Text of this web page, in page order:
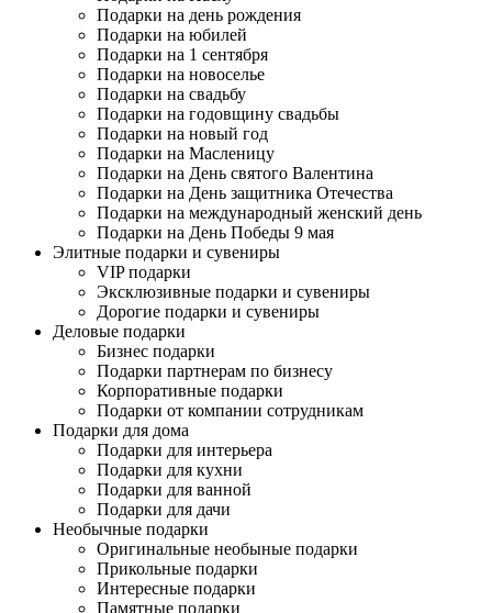
Подарки на день рождения
Подарки на юбилей
Подарки на 1 сентября
Подарки на новоселье
Подарки на свадьбу
Подарки на годовщину свадьбы
Подарки на новый год
Подарки на Масленицу
Подарки на День святого Валентина
Подарки на День защитника Отечества
Подарки на международный женский день
Подарки на День Победы 9 мая
Элитные подарки и сувениры
VIP подарки
Эксклюзивные подарки и сувениры
Дорогие подарки и сувениры
Деловые подарки
Бизнес подарки
Подарки партнерам по бизнесу
Корпоративные подарки
Подарки от компании сотрудникам
Подарки для дома
Подарки для интерьера
Подарки для кухни
Подарки для ванной
Подарки для дачи
Необычные подарки
Оригинальные необыные подарки
Прикольные подарки
Интересные подарки
Памятные подарки